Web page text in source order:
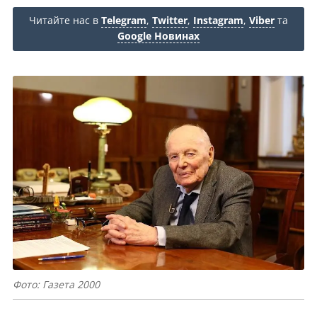
Читайте нас в Telegram, Twitter, Instagram, Viber та
Google Новинах
Фото: Газета 2000